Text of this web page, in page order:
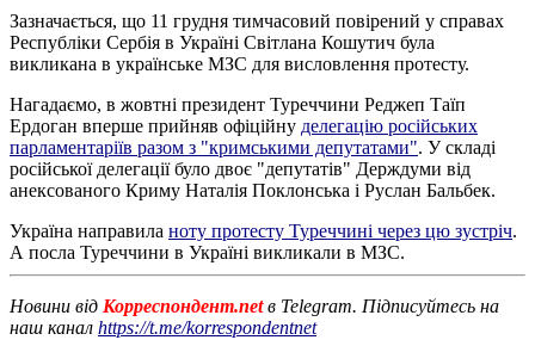
Зазначається, що 11 грудня тимчасовий повірений у справах
Республіки Сербія в Україні Світлана Кошутич була
викликана в українське МЗС для висловлення протесту.
Нагадаємо, в жовтні президент Туреччини Реджеп Таїп
Ердоган вперше прийняв офіційну делегацію російських
парламентаріїв разом з "кримськими депутатами". У складі
російської делегації було двоє "депутатів" Держдуми від
анексованого Криму Наталія Поклонська і Руслан Бальбек.
Україна направила ноту протесту Туреччині через цю зустріч.
А посла Туреччини в Україні викликали в МЗС.
Новини від Корреспондент.netв Telegram. Підписуйтесь на
наш канал https://t.me/korrespondentnet